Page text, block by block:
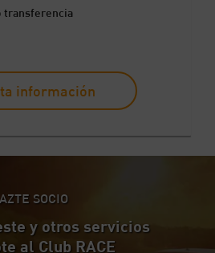
transferencia
información
SOCIO
y otros servicios
al Club RACE